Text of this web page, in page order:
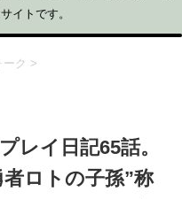
イトです。
ーク >
レイ日記65話。
ロトの子孫”称